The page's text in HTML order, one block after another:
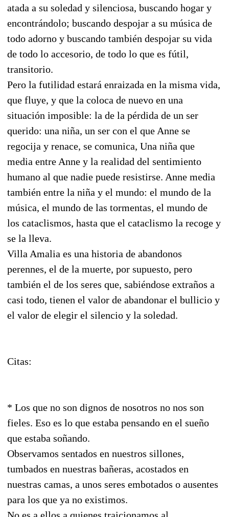
atada a su soledad y silenciosa, buscando hogar y
encontrándolo; buscando despojar a su música de
todo adorno y buscando también despojar su vida
de todo lo accesorio, de todo lo que es fútil,
transitorio.
Pero la futilidad estará enraizada en la misma vida,
que fluye, y que la coloca de nuevo en una
situación imposible: la de la pérdida de un ser
querido: una niña, un ser con el que Anne se
regocija y renace, se comunica, Una niña que
media entre Anne y la realidad del sentimiento
humano al que nadie puede resistirse. Anne media
también entre la niña y el mundo: el mundo de la
música, el mundo de las tormentas, el mundo de
los cataclismos, hasta que el cataclismo la recoge y
se la lleva.
Villa Amalia es una historia de abandonos
perennes, el de la muerte, por supuesto, pero
también el de los seres que, sabiéndose extraños a
casi todo, tienen el valor de abandonar el bullicio y
el valor de elegir el silencio y la soledad.
Citas:
* Los que no son dignos de nosotros no nos son
fieles. Eso es lo que estaba pensando en el sueño
que estaba soñando.
Observamos sentados en nuestros sillones,
tumbados en nuestras bañeras, acostados en
nuestras camas, a unos seres embotados o ausentes
para los que ya no existimos.